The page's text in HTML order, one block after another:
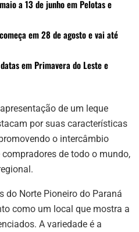
a 13 de junho em Pelotas e
em 28 de agosto e vai até
em Primavera do Leste e
de um leque
por suas características
o intercâmbio
de todo o mundo,
do Norte Pioneiro do Paraná
como um local que mostra a
A variedade é a